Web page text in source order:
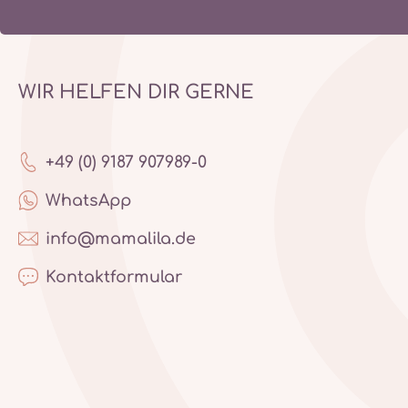
WIR HELFEN DIR GERNE
+49 (0) 9187 907989-0
WhatsApp
info@mamalila.de
Kontaktformular